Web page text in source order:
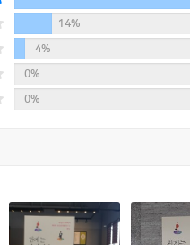
14%
4%
0%
0%